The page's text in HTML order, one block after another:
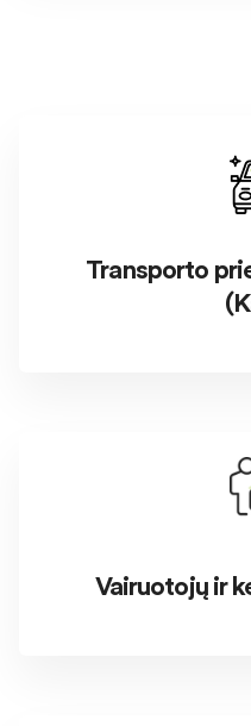
Transporto
Vairuotojų ir